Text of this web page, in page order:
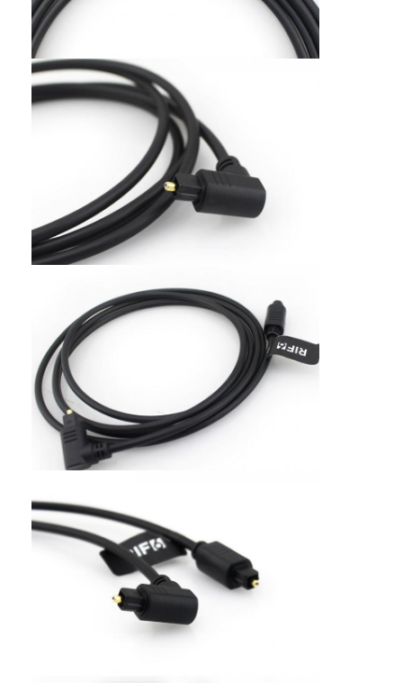
Produk
Tentang kita
Wisata pabrik
Kontrol kualitas
Hubungi kami
Berita
Semua Kasus